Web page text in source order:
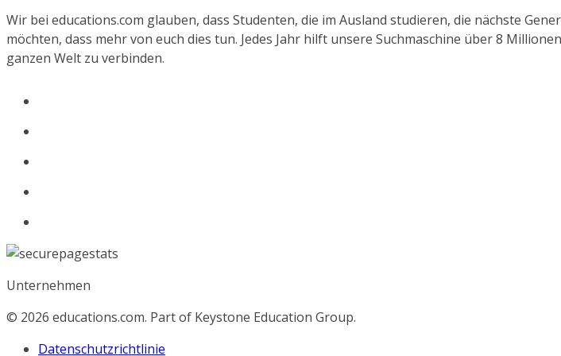
Wir bei educations.com glauben, dass Studenten, die im Ausland studieren, die nächste
möchten, dass mehr von euch dies tun. Jedes Jahr hilft unsere Suchmaschine über 8
ganzen Welt zu verbinden.
Unternehmen
© 2026 educations.com. Part of Keystone Education Group.
Datenschutzrichtlinie